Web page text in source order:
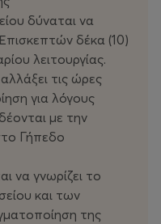
δύναται να
δέκα (10)
λειτουργίας.
τις ώρες
για λόγους
με την
Γήπεδο
να γνωρίζει το
και των
της